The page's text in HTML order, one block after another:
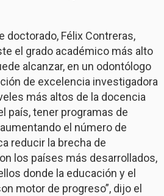
doctorado, Félix Contreras,
el grado académico más alto
alcanzar, en un odontólogo
de excelencia investigadora
más altos de la docencia
país, tener programas de
el número de
reducir la brecha de
los países más desarrollados,
donde la educación y el
motor de progreso”, dijo el